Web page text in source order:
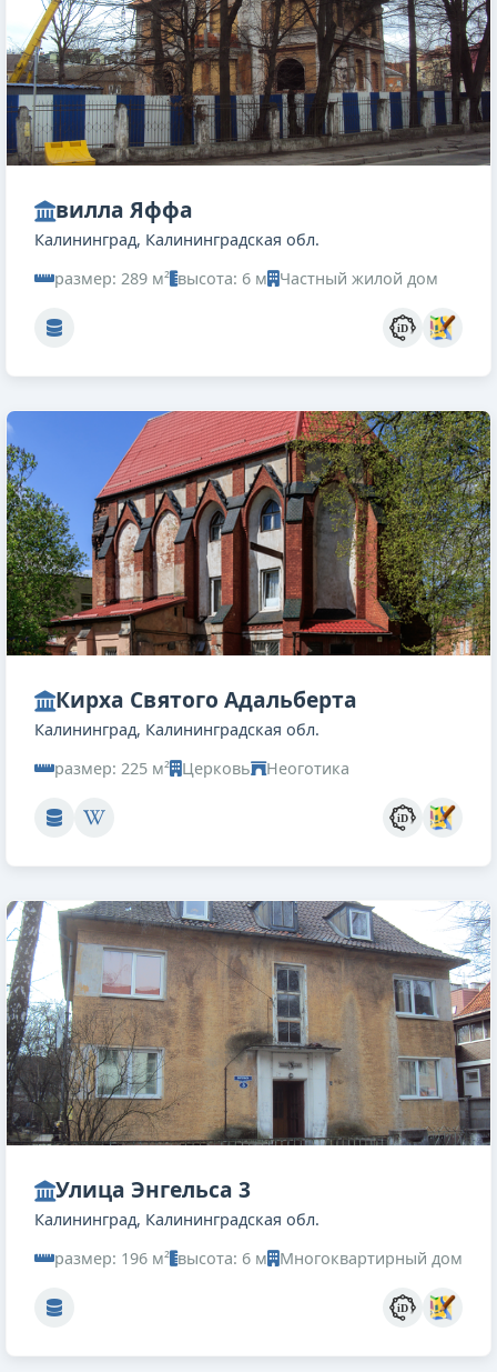
вилла Яффа
Калининград, Калининградская обл.
размер: 289 м² высота: 6 м Частный жилой дом
Кирха Святого Адальберта
Калининград, Калининградская обл.
размер: 225 м²
Церковь Неоготика
Улица Энгельса 3
Калининград, Калининградская обл.
размер: 196 м² высота: 6 м Многоквартирный дом